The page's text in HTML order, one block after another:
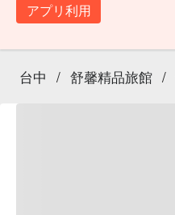
アプリ利用
台中 / 舒馨精品旅館 /